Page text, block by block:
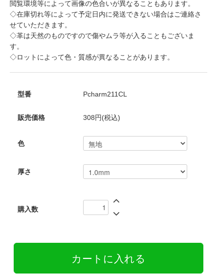
閲覧環境等によって画像の色合いが異なることもあります。
◇在庫切れ等によって予定日内に発送できない場合はご連絡さ
せていただきます。
◇革は天然のものですので傷やムラ等が入ることもございま
す。
◇ロットによって色・質感が異なることがあります。
型番 Pcharm211CL
販売価格 308円(税込)
色
厚さ
購入数